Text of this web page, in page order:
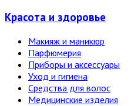
Красота и здоровье
Макияж и маникюр
Парфюмерия
Приборы и аксессуары
Уход и гигиена
Средства для волос
Медицинские изделия